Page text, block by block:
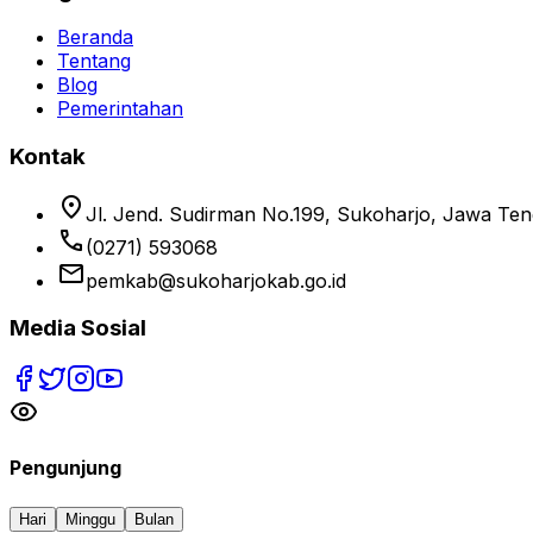
Beranda
Tentang
Blog
Pemerintahan
Kontak
location_on Jl. Jend. Sudirman No.199, Sukoharjo, Jawa
phone (0271) 593068
emailpemkab@sukoharjokab.go.id
Media Sosial
Pengunjung
Hari Minggu Bulan